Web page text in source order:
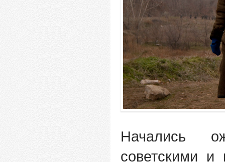
Начались
советскими